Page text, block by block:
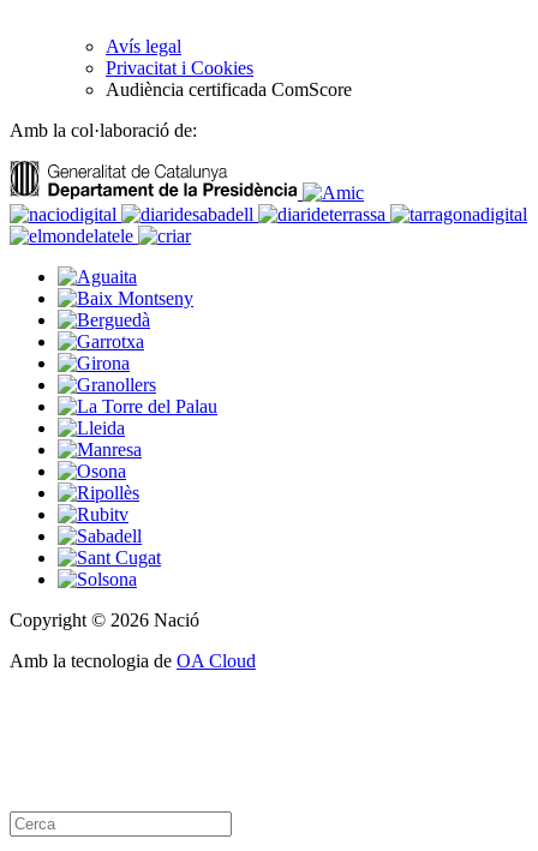
Avís legal
Privacitat i Cookies
Audiència certificada ComScore
Amb la col·laboració de:
Copyright © 2026 Nació
Amb la tecnologia de OA Cloud